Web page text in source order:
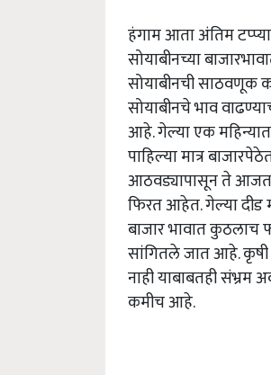
हंगाम आता अंतिम
सोयाबीनच्या
सोयाबीनची साठवणूक
सोयाबीनचे भाव
आहे. गेल्या एक
पाहिल्या मात्र
आठवड्यापासून ते
फिरत आहेत. गेल्या दीड
बाजार भावात कुठलाच
सांगितले जात आहे. कृषी
नाही याबाबतही संभ्रम
कमीच आहे.